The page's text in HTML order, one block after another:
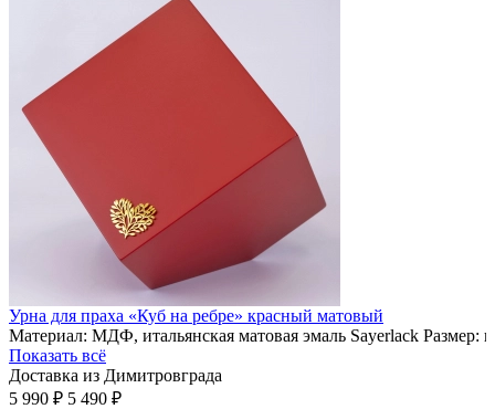
Урна для праха «Куб на ребре» красный матовый
Материал: МДФ, итальянская матовая эмаль Sayerlack
Показать всё
Доставка из Димитровграда
5 990 ₽ 5 490 ₽